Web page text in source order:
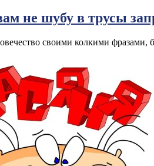
не шубу в трусы
своими колкими